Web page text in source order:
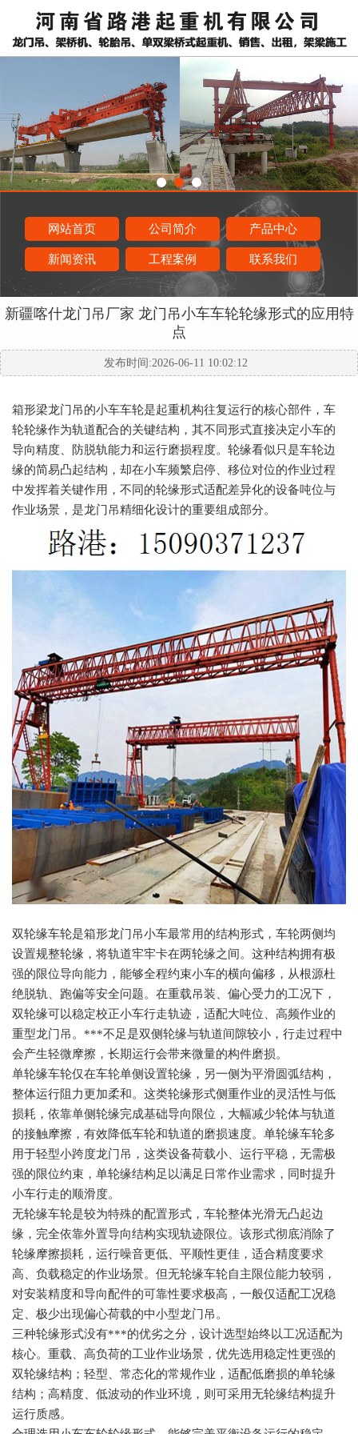
网站首页 公司简介 产品中心
新闻资讯 工程案例 联系我们
新疆喀什龙门吊厂家 龙门吊小车车轮轮缘形式的应用特
点
发布时间:2026-06-11 10:02:12
箱形梁龙门吊的小车车轮是起重机构往复运行的核心部件，车
轮轮缘作为轨道配合的关键结构，其不同形式直接决定小车的
导向精度、防脱轨能力和运行磨损程度。轮缘看似只是车轮边
缘的简易凸起结构，却在小车频繁启停、移位对位的作业过程
中发挥着关键作用，不同的轮缘形式适配差异化的设备吨位与
作业场景，是龙门吊精细化设计的重要组成部分。
双轮缘车轮是箱形龙门吊小车最常用的结构形式，车轮两侧均
设置规整轮缘，将轨道牢牢卡在两轮缘之间。这种结构拥有极
强的限位导向能力，能够全程约束小车的横向偏移，从根源杜
绝脱轨、跑偏等安全问题。在重载吊装、偏心受力的工况下，
双轮缘可以稳定校正小车行走轨迹，适配大吨位、高频作业的
重型龙门吊。***不足是双侧轮缘与轨道间隙较小，行走过程中
会产生轻微摩擦，长期运行会带来微量的构件磨损。
单轮缘车轮仅在车轮单侧设置轮缘，另一侧为平滑圆弧结构，
整体运行阻力更加柔和。这类轮缘形式侧重作业的灵活性与低
损耗，依靠单侧轮缘完成基础导向限位，大幅减少轮体与轨道
的接触摩擦，有效降低车轮和轨道的磨损速度。单轮缘车轮多
用于轻型小跨度龙门吊，这类设备荷载小、运行平稳，无需极
强的限位约束，单轮缘结构足以满足日常作业需求，同时提升
小车行走的顺滑度。
无轮缘车轮是较为特殊的配置形式，车轮整体光滑无凸起边
缘，完全依靠外置导向结构实现轨迹限位。该形式彻底消除了
轮缘摩擦损耗，运行噪音更低、平顺性更佳，适合精度要求
高、负载稳定的作业场景。但无轮缘车轮自主限位能力较弱，
对安装精度和导向配件的可靠性要求极高，一般仅适配工况稳
定、极少出现偏心荷载的中小型龙门吊。
三种轮缘形式没有***的优劣之分，设计选型始终以工况适配为
核心。重载、高负荷的工业作业场景，优先选用稳定性更强的
双轮缘结构；轻型、常态化的常规作业，适配低磨损的单轮缘
结构；高精度、低波动的作业环境，则可采用无轮缘结构提升
运行质感。